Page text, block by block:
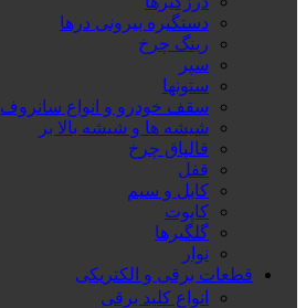
دستگیره بیرونی درها
رینگ چرخ
سپر
ستونها
سقف خودرو و انواع سانروف
شیشه ها و شیشه بالا بر
قالپاق چرخ
قفل
کابل و سیم
کاپوت
گلگیرها
نوار
قطعات برقی و الکتریکی
انواع کلید برقی